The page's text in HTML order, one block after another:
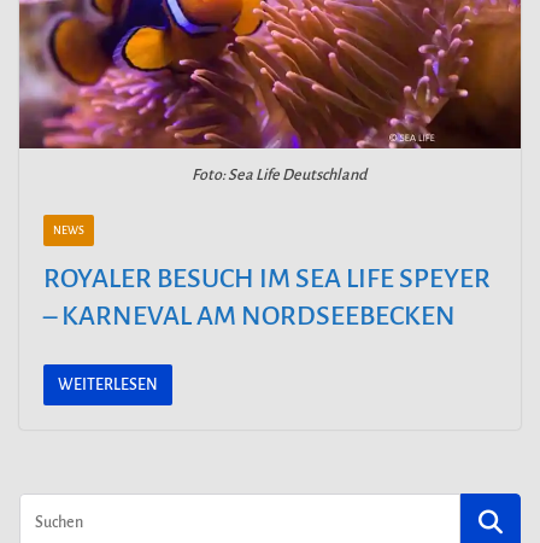
Foto: Sea Life Deutschland
NEWS
ROYALER BESUCH IM SEA LIFE SPEYER
– KARNEVAL AM NORDSEEBECKEN
WEITERLESEN